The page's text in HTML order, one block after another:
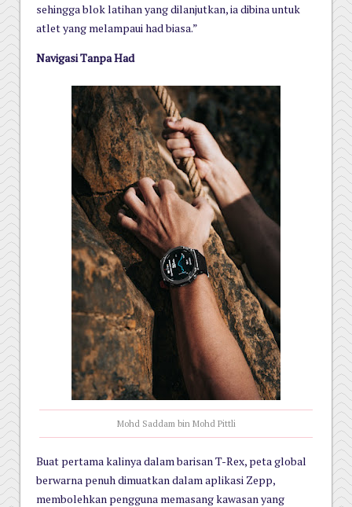
sehingga blok latihan yang dilanjutkan, ia dibina untuk
atlet yang melampaui had biasa.”
Navigasi Tanpa Had
Mohd Saddam bin Mohd Pittli
Buat pertama kalinya dalam barisan T-Rex, peta global
berwarna penuh dimuatkan dalam aplikasi Zepp,
membolehkan pengguna memasang kawasan yang